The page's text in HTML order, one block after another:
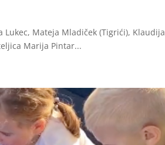
Mateja Mladiček (Tigrići), Klaudija
Marija Pintar...